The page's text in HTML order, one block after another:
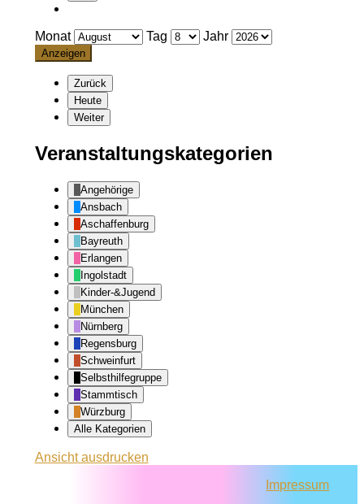
Monat Tag Jahr
Zurück
Heute
Weiter
Veranstaltungskategorien
Angehörige
Ansbach
Aschaffenburg
Bayreuth
Erlangen
Ingolstadt
Kinder-&Jugend
München
Nürnberg
Regensburg
Schweinfurt
Selbsthilfegruppe
Stammtisch
Würzburg
Alle Kategorien
Ansichtausdrucken
Impressum